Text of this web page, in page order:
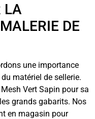
LA
DE
une importance
matériel de sellerie.
Vert Sapin pour sa
grands gabarits. Nos
en magasin pour